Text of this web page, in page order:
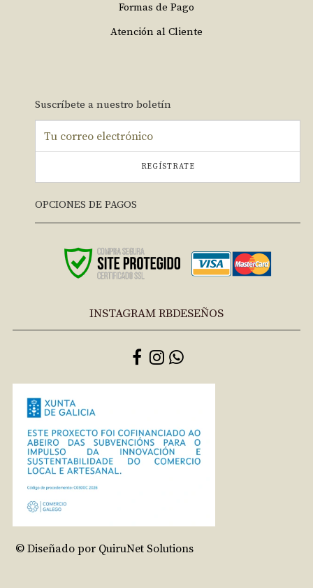
Formas de Pago
Atención al Cliente
Suscríbete a nuestro boletín
REGÍSTRATE
OPCIONES DE PAGOS
INSTAGRAM RBDESEÑOS
© Diseñado por QuiruNet Solutions